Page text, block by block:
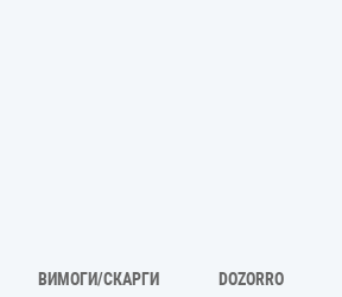
ВИМОГИ/СКАРГИ DOZORRO